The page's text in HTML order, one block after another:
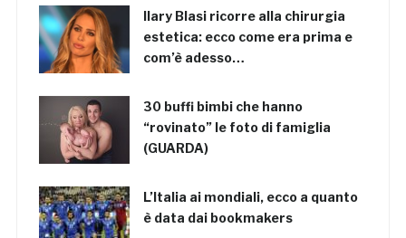
Ilary Blasi ricorre alla chirurgia
estetica: ecco come era prima e
com’è adesso…
30 buffi bimbi che hanno
“rovinato” le foto di famiglia
(GUARDA)
L’Italia ai mondiali, ecco a quanto
è data dai bookmakers